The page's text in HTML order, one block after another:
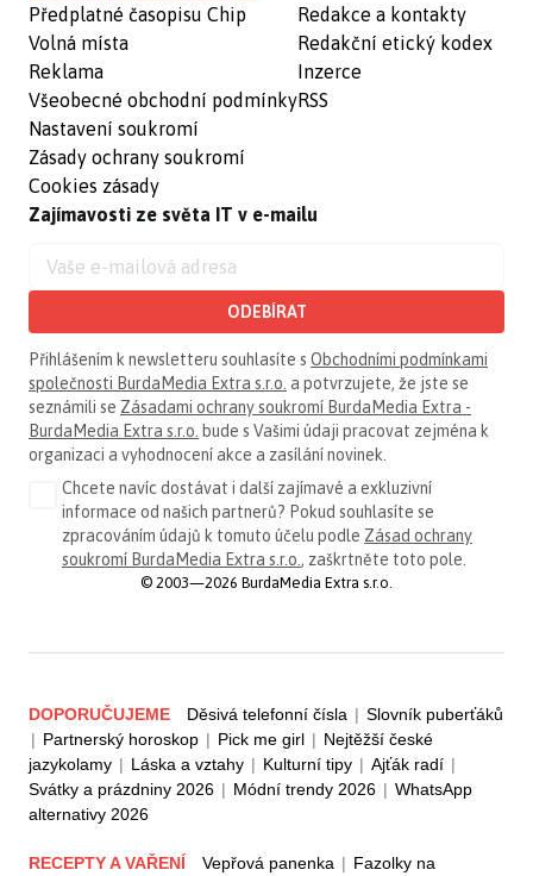
Předplatné časopisu Chip
Volná místa
Reklama
Všeobecné obchodní podmínky
Nastavení soukromí
Zásady ochrany soukromí
Cookies zásady
Redakce a kontakty
Redakční etický kodex
Inzerce
RSS
Zajímavosti ze světa IT v e-mailu
ODEBÍRAT
Přihlášením k newsletteru souhlasíte s Obchodními podmínkami
společnosti BurdaMedia Extra s.r.o. a potvrzujete, že jste se
seznámili se Zásadami ochrany soukromí BurdaMedia Extra -
BurdaMedia Extra s.r.o. bude s Vašimi údaji pracovat zejména k
organizaci a vyhodnocení akce a zasílání novinek.
Chcete navíc dostávat i další zajímavé a exkluzivní
informace od našich partnerů? Pokud souhlasíte se
zpracováním údajů k tomuto účelu podle Zásad ochrany
soukromí BurdaMedia Extra s.r.o. , zaškrtněte toto pole.
© 2003—2026 BurdaMedia Extra s.r.o.
DOPORUČUJEME Děsivá telefonní čísla | Slovník puberťáků
| Partnerský horoskop | Pick me girl | Nejtěžší české
jazykolamy | Láska a vztahy | Kulturní tipy | Ajťák radí |
Svátky a prázdniny 2026 | Módní trendy 2026 | WhatsApp
alternativy 2026
RECEPTY A VAŘENÍ Vepřová panenka | Fazolky na